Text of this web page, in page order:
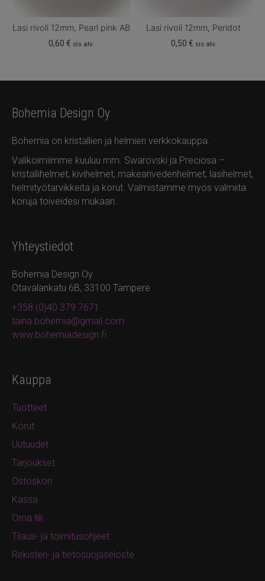
Lasi rivoli 12mm, Pearl pink AB
0,60€ sis alv.
Lasi rivoli 12mm, Peridot
0,50 € sis alv.
Bohemia Design Oy
Bohemia on kristallien ja helmien verkkokauppa.
Valikoimiimme kuuluu mm. Swarovski ja Preciosa –
kristallihelmet, kivihelmet, makeanvedenhelmet, lasihelmet,
helmityötarvikkeita ja korut. Valmistamme myös valmiita
koruja toiveidesi mukaan.
Yhteystiedot
Bohemia Design Oy
Otavalankatu 6B, 33100 Tampere
+358 (0)40 379 7671
taina.bohemia@gmail.com
www.bohemiadesign.fi
Kauppa
Tuotteet
Korut
Uutuudet
Tarjoukset
Ostoskori
Kassa
Oma tili
Tilaus- ja toimitusohjeet
Rekisteri- ja tietosuojaseloste